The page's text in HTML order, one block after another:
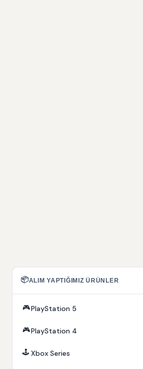
📦ALIM YAPTIĞIMIZ ÜRÜNLER
🎮PlayStation 5
🎮PlayStation 4
🕹️ Xbox Series